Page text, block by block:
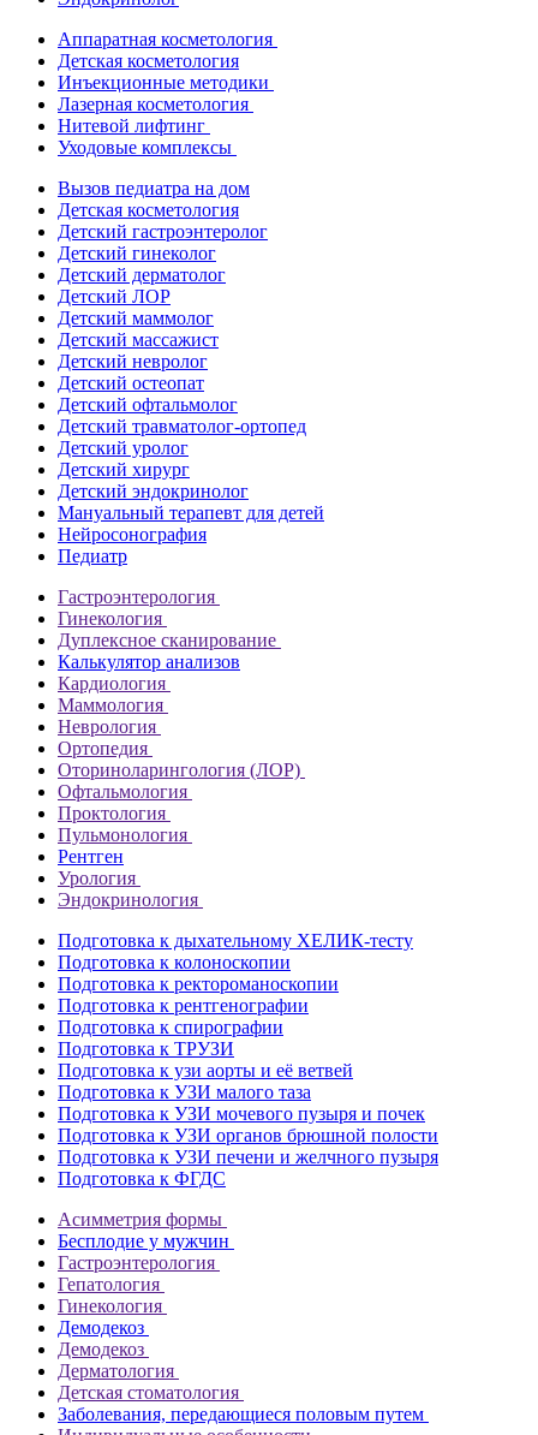
Аппаратная косметология
Детская косметология
Инъекционные методики
Лазерная косметология
Нитевой лифтинг
Уходовые комплексы
Вызов педиатра на дом
Детская косметология
Детский гастроэнтеролог
Детский гинеколог
Детский дерматолог
Детский ЛОР
Детский маммолог
Детский массажист
Детский невролог
Детский остеопат
Детский офтальмолог
Детский травматолог-ортопед
Детский уролог
Детский хирург
Детский эндокринолог
Мануальный терапевт для детей
Нейросонография
Педиатр
Гастроэнтерология
Гинекология
Дуплексное сканирование
Калькулятор анализов
Кардиология
Маммология
Неврология
Ортопедия
Оториноларингология (ЛОР)
Офтальмология
Проктология
Пульмонология
Рентген
Урология
Эндокринология
Подготовка к дыхательному ХЕЛИК-тесту
Подготовка к колоноскопии
Подготовка к ректороманоскопии
Подготовка к рентгенографии
Подготовка к спирографии
Подготовка к ТРУЗИ
Подготовка к узи аорты и её ветвей
Подготовка к УЗИ малого таза
Подготовка к УЗИ мочевого пузыря и почек
Подготовка к УЗИ органов брюшной полости
Подготовка к УЗИ печени и желчного пузыря
Подготовка к ФГДС
Асимметрия формы
Бесплодие у мужчин
Гастроэнтерология
Гепатология
Гинекология
Демодекоз
Демодекоз
Дерматология
Детская стоматология
Заболевания, передающиеся половым путем